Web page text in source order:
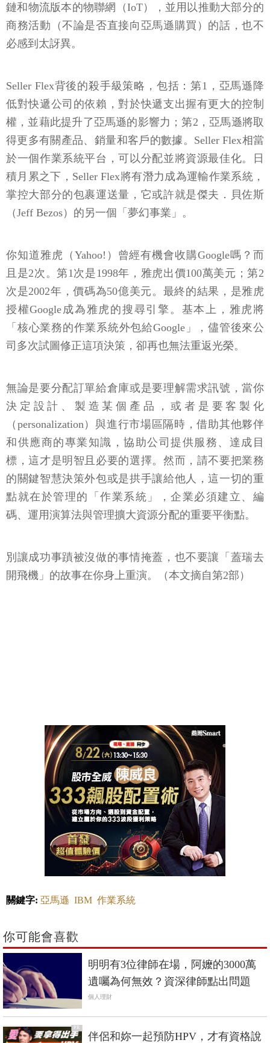
鏈和物流版本的物聯網（IoT），並用以推動大部分的
商務活動（不論是否直接向亞馬遜購買）的話，也不
必感到太訝異。
Seller Flex背後的殺手級策略，包括：第1，亞馬遜降
低對快遞公司的依賴，對於快遞支出握有更大的控制
權，並藉此提升了亞馬遜的影響力；第2，亞馬遜將取
得更多有關產品、銷量和客戶的數據。Seller Flex相當
於一個作業系統平台，可以分配並將資源最佳化。日
積月累之下，Seller Flex將有潛力成為運輸作業系統，
掌控大部分的包裹運送量，它或許就是傑夫．貝佐斯
（Jeff Bezos）的另一個「夢幻事業」。
你知道雅虎（Yahoo!）曾經有機會收購Google嗎？而
且是2次。第1次是1998年，雅虎出價100萬美元；第2
次是2002年，價碼為50億美元。最終的結果，是雅虎
授權Google成為雅虎的搜尋引擎。基本上，雅虎將
「核心業務的作業系統外包給Google」，儘管後來公
司多次試圖修正這項決策，卻再也無法重返光榮。
無論是要分配訂單給倉庫或是要理解需求訊號，當你
決定設計、製造某個產品，或者是要客製化
（personalization）與進行市場區隔時，借助其他夥伴
和供應商的專業知識，協助公司提供服務、達成目
標，這才是明智且必要的選擇。然而，請不要把業務
的關鍵智慧決策外包或是拱手讓給他人，這一切的重
點就在於管理的「作業系統」，企業必須建立、編
碼、運用演算法與管理擴大資源分配的重要平衡點。
別讓成功事蹟被沒做的事情掩蓋，也不要讓「蓋瑞去
開飛機」的故事在你身上重演。（本文摘自第2部）
關鍵字: 亞馬遜 IBM 作業系統
你可能會喜歡
明明有3位律師在場，阿嬤的3000萬
遺囑為何無效？資深律師點出問題
個人理財
PR
伴侶和妳一起預防HPV，才有資格說